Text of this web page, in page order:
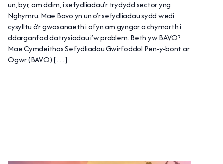
un, byr, am ddim, i sefydliadau’r trydydd sector yng
Nghymru. Mae Bavo yn un o’r sefydliadau sydd wedi
cysylltu â’r gwasanaeth i ofyn am gyngor a chymorth i
ddarganfod datrysiadau i’w problem. Beth yw BAVO?
Mae Cymdeithas Sefydliadau Gwirfoddol Pen-y-bont ar
Ogwr (BAVO) […]